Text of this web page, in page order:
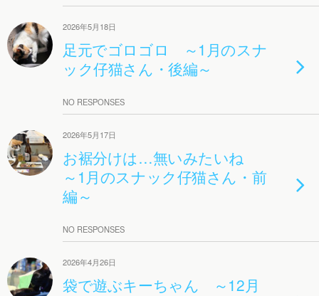
2026年5月18日
足元でゴロゴロ ～1月のスナ
ック仔猫さん・後編～
NO RESPONSES
2026年5月17日
お裾分けは…無いみたいね
～1月のスナック仔猫さん・前
編～
NO RESPONSES
2026年4月26日
袋で遊ぶキーちゃん ～12月